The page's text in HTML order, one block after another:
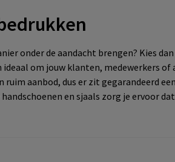
onder de aandacht brengen? Kies
om jouw klanten, medewerkers of
ruim aanbod, dus er zit gegarandeerd
en sjaals zorg je ervoor